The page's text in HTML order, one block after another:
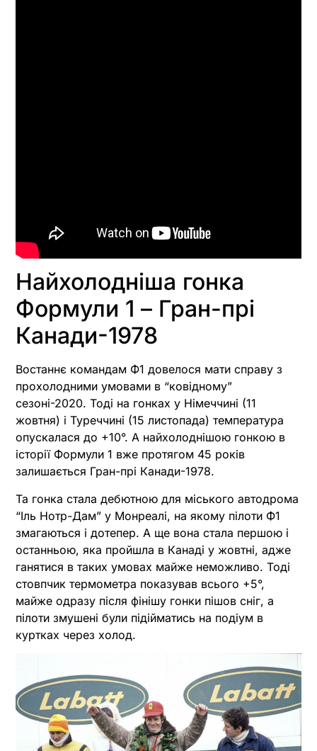
Найхолодніша гонка
Формули 1 – Гран-прі
Канади-1978
Востаннє командам Ф1 довелося мати справу з
прохолодними умовами в “ковідному”
сезоні-2020. Тоді на гонках у Німеччині (11
жовтня) і Туреччині (15 листопада) температура
опускалася до +10°. А найхолоднішою гонкою в
історії Формули 1 вже протягом 45 років
залишається Гран-прі Канади-1978.
Та гонка стала дебютною для міського автодрома
“Іль Нотр-Дам” у Монреалі, на якому пілоти Ф1
змагаються і дотепер. А ще вона стала першою і
останньою, яка пройшла в Канаді у жовтні, адже
ганятися в таких умовах майже неможливо. Тоді
стовпчик термометра показував всього +5°,
майже одразу після фінішу гонки пішов сніг, а
пілоти змушені були підійматись на подіум в
куртках через холод.